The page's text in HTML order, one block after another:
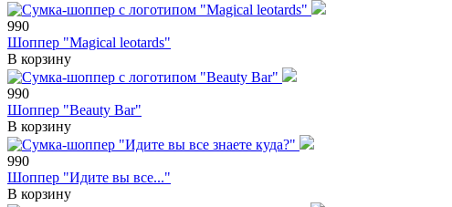
990
Шоппер "Magical leotards"
В корзину
990
Шоппер "Beauty Bar"
В корзину
990
Шоппер "Идите вы все..."
В корзину